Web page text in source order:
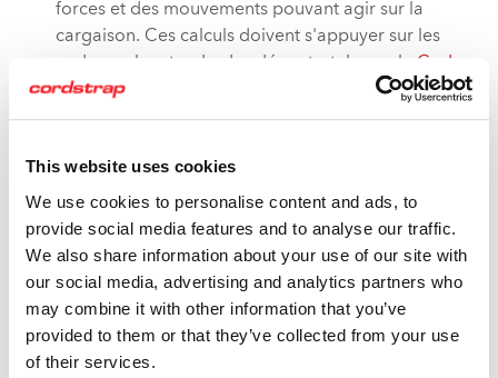
This website uses cookies
We use cookies to personalise content and ads, to
provide social media features and to analyse our traffic.
We also share information about your use of our site with
our social media, advertising and analytics partners who
may combine it with other information that you’ve
provided to them or that they’ve collected from your use
of their services.
forces et des mouvements pouvant agir sur la
cargaison. Ces calculs doivent s'appuyer sur les
codes ou les standards adéquats, tels que le Code
CTU. L'équipe d'experts en sécurisation de cargaison
Cordstrap peut vous conseiller sur des applications
La conformité avec la dernière version du Code CTU
est importante pour les affréteurs/expéditeurs, qui
ont maintenant pour responsabilité explicite de
fournir une cargaison qui soit sûre et adaptée au
transport.Toutes les solutions d'expédition Cordstrap
sont totalement conformes au Code CTU.
Tous les matériaux de sécurisation n'ont pas les
mêmes propriétés en matière de déformation de